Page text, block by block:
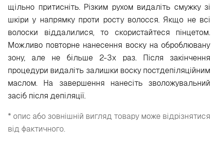
щільно притисніть. Різким рухом видаліть смужку зі
шкіри у напрямку проти росту волосся. Якщо не всі
волоски віддалилися, то скористайтеся пінцетом.
Можливо повторне нанесення воску на оброблювану
зону, але не більше 2-3х раз. Після закінчення
процедури видаліть залишки воску постдепіляційним
маслом. На завершення нанесіть зволожувальний
засіб після депіляції.
* опис або зовнішній вигляд товару може відрізнятися
від фактичного.